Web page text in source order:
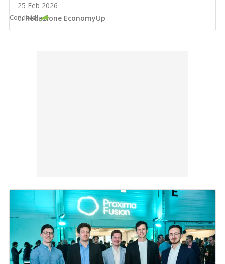
25 Feb 2026
diRedazione EconomyUp
Condividi